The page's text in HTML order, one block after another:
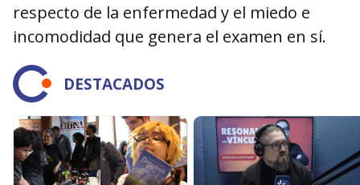
respecto de la enfermedad y el miedo e
incomodidad que genera el examen en sí.
DESTACADOS